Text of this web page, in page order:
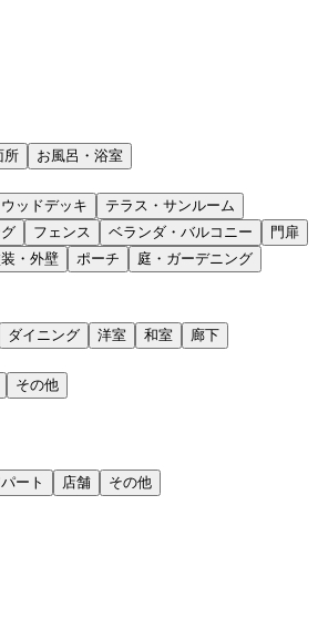
所 お風呂・浴室
ウッドデッキ
テラス・サンルーム
フェンス ベランダ・バルコニー
門扉
・外壁 ポーチ
庭・ガーデニング
ダイニング 洋室 和室 廊下
その他
ート 店舗 その他